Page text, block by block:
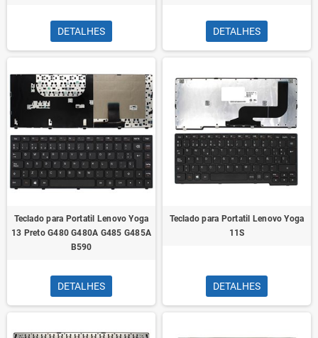
DETALHES DETALHES
Teclado para Portatil Lenovo Yoga
13 Preto G480 G480A G485 G485A
B590
DETALHES
Teclado para Portatil Lenovo Yoga
11S
DETALHES